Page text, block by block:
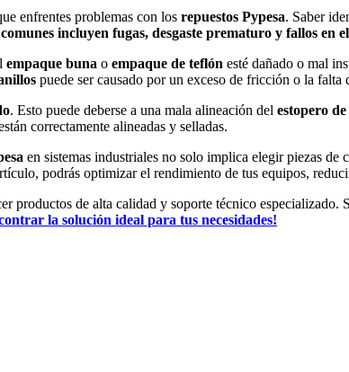
enfrentes problemas con los repuestos Pypesa. Saber
incluyen fugas, desgaste prematuro y fallos en
empaque buna o empaque de teflón esté dañado o mal
puede ser causado por un exceso de fricción o la
. Esto puede deberse a una mala alineación del estopero
correctamente alineadas y selladas.
en sistemas industriales no solo implica elegir piezas
podrás optimizar el rendimiento de tus equipos,
productos de alta calidad y soporte técnico
la solución ideal para tus necesidades!